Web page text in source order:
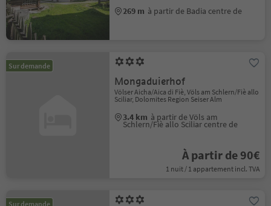
269 m à partir de Badia centre de
Sur demande
Mongaduierhof
Völser Aicha/Aica di Fiè, Völs am Schlern/Fiè allo
Sciliar, Dolomites Region Seiser Alm
3.4 km à partir de Völs am
Schlern/Fiè allo Sciliar centre de
À partir de 90€
1 nuit / 1 appartement incl. TVA
Sur demande